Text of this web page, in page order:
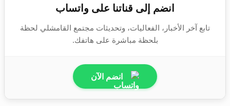
انضم إلى قناتنا على واتساب
تابع آخر الأخبار، الفعاليات، وتحديثات مجتمع القامشلي لحظة
بلحظة مباشرة على هاتفك.
انضم الآن